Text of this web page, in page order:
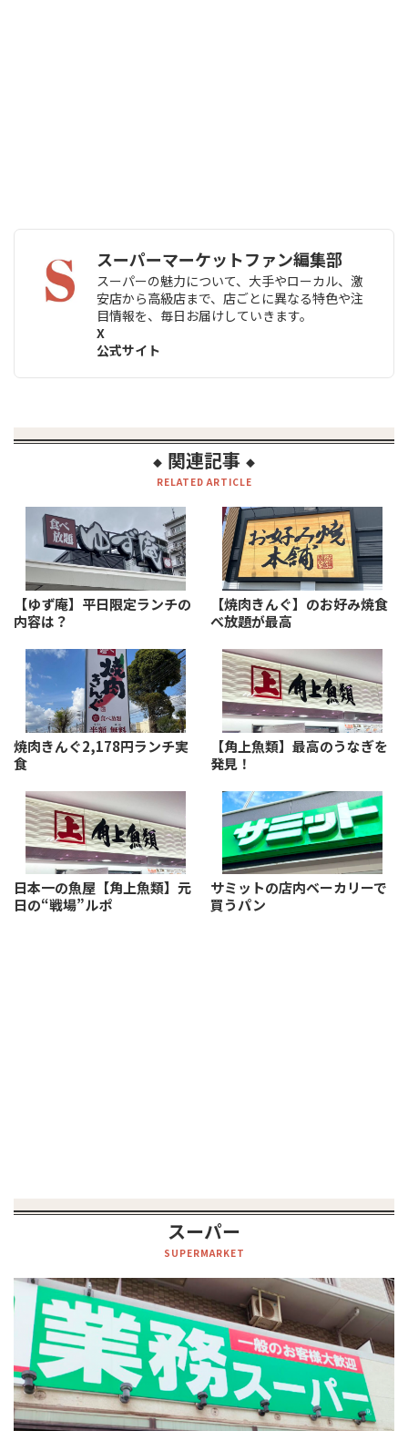
スーパーマーケットファン編集部
スーパーの魅力について、大手やローカル、激
安店から高級店まで、店ごとに異なる特色や注
目情報を、毎日お届けしていきます。
X
公式サイト
◆ 関連記事 ◆
RELATED ARTICLE
【ゆず庵】平日限定ランチの
内容は？
【焼肉きんぐ】のお好み焼食
べ放題が最高
焼肉きんぐ2,178円ランチ実
食
【角上魚類】最高のうなぎを
発見！
日本一の魚屋【角上魚類】元
日の“戦場”ルポ
サミットの店内ベーカリーで
買うパン
スーパー
SUPERMARKET